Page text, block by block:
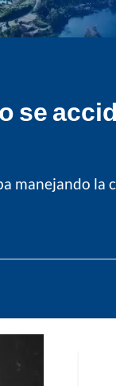
se
manejando la